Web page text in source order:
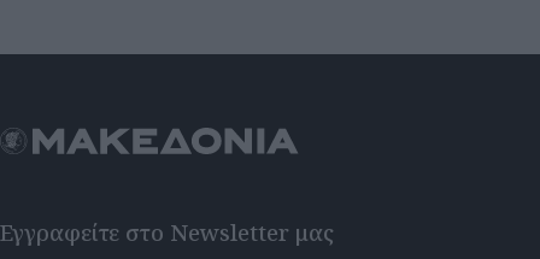
Εγγραφείτε στο Newsletter μας